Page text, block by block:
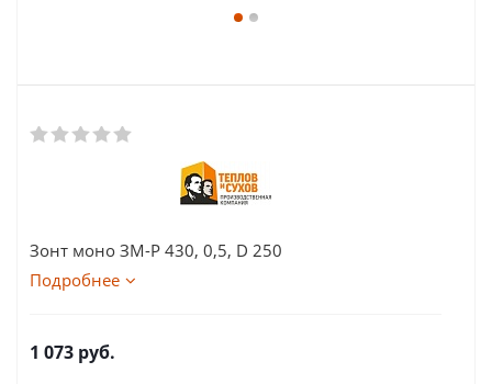
Зонт моно ЗМ-Р 430, 0,5, D 250
Подробнее
1 073 руб.